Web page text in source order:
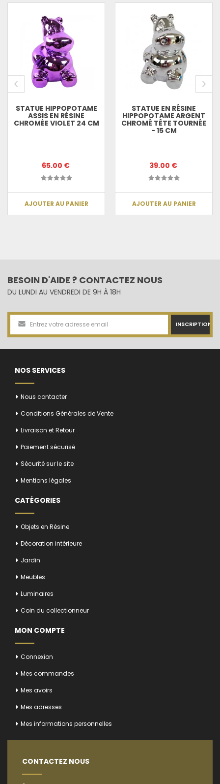
STATUE HIPPOPOTAME
ASSIS EN RÉSINE
CHROMÉE VIOLET 24 CM
65.00 €
AJOUTER AU PANIER
STATUE EN RÉSINE
HIPPOPOTAME ARGENT
CHROMÉ TÊTE TOURNÉE
- 15 CM
39.00 €
AJOUTER AU PANIER
BESOIN D'AIDE ? CONTACTEZ NOUS
DU LUNDI AU VENDREDI DE 9H À 18H
INSCRIPTION
NOS SERVICES
Nous contacter
Conditions Générales de Vente
Livraison et Retour
Paiement sécurisé
Sécurité sur le site
Mentions légales
CATÉGORIES
Objets en Résine
Décoration intérieure
Jardin
Meubles
Luminaires
Coin du collectionneur
MON COMPTE
Connexion
Mes commandes
Mes avoirs
Mes adresses
Mes informations personnelles
CONTACTEZ NOUS